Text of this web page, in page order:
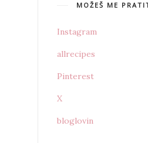
MOŽEŠ ME
Instagram
allrecipes
Pinterest
X
bloglovin